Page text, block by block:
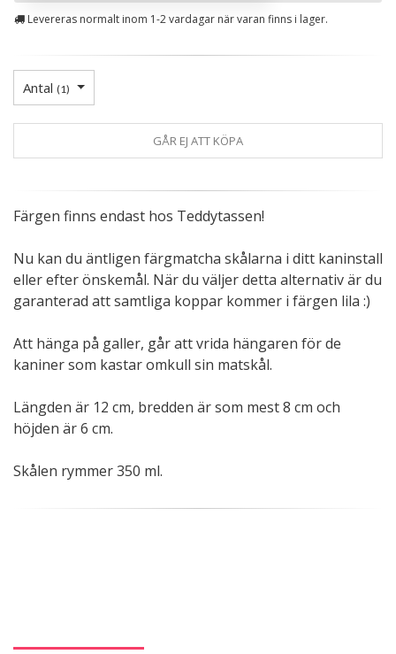
Levereras normalt inom 1-2 vardagar när varan finns i lager.
Antal (1)
GÅR EJ ATT KÖPA
Färgen finns endast hos Teddytassen!
Nu kan du äntligen färgmatcha skålarna i ditt kaninstall
eller efter önskemål. När du väljer detta alternativ är du
garanterad att samtliga koppar kommer i färgen lila :)
Att hänga på galler, går att vrida hängaren för de
kaniner som kastar omkull sin matskål.
Längden är 12 cm, bredden är som mest 8 cm och
höjden är 6 cm.
Skålen rymmer 350 ml.